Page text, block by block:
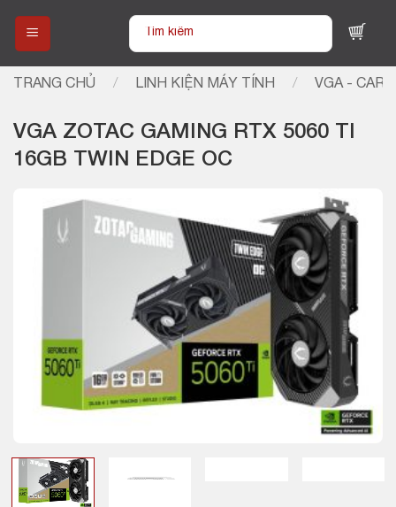
content
Tìm
TRANG CHỦ / LINH KIỆN MÁY TÍNH / VGA -
VGA ZOTAC GAMING RTX 5060 TI
16GB TWIN EDGE OC